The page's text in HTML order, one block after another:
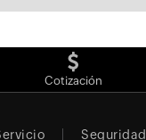
Cotización
Seguridad